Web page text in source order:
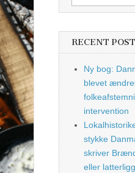
for:
RECENT
Ny bog:
blevet
intervention
stykke
skriver
eller